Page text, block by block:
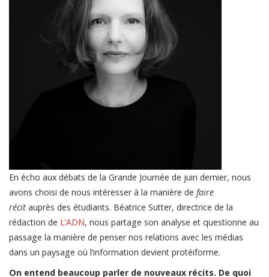
En écho aux débats de la Grande Journée de juin dernier, nous
avons choisi de nous intéresser à la manière de faire
récit auprès des étudiants. Béatrice Sutter, directrice de la
rédaction de L’ADN, nous partage son analyse et questionne au
passage la manière de penser nos relations avec les médias
dans un paysage où l’information devient protéiforme.
On entend beaucoup parler de nouveaux récits. De quoi